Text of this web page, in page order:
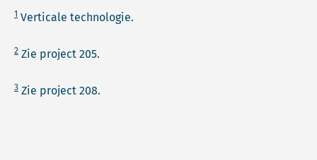
1 Verticale technologie.
2 Zie project 205.
3 Zie project 208.